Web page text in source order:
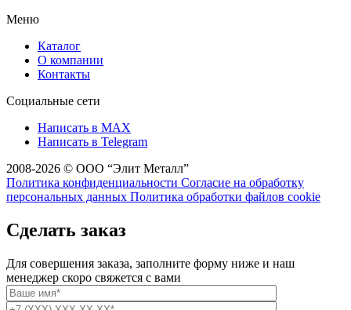
Меню
Каталог
О компании
Контакты
Социальные сети
Написать в MAX
Написать в Telegram
2008-2026 © ООО “Элит Металл”
Политика конфиденциальности Согласие на обработку
персональных данных Политика обработки файлов cookie
Сделать заказ
Для совершения заказа, заполните форму ниже и наш
менеджер скоро свяжется с вами